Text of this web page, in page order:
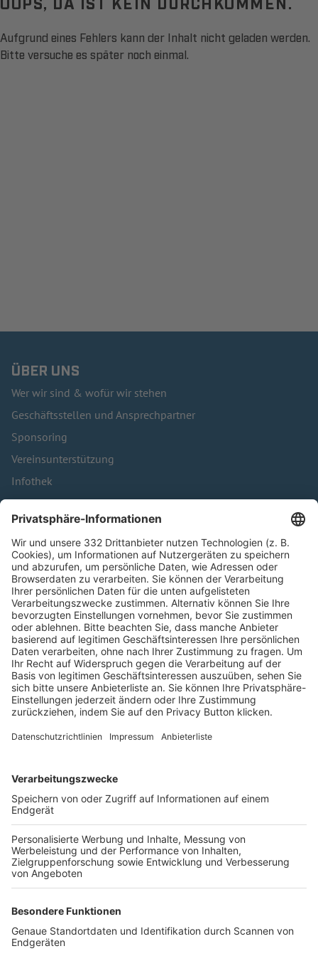
Aufgrund eines Fehlers kann der Inhalt nicht geladen werden.
Bitte versuche es später noch einmal.
ÜBER UNS
Wer wir sind & wofür wir stehen
Geschäftsstellen und Ansprechpartner
Sponsoring
Vereinsunterstützung
Infothek
Kontakt
HÄUFIG BESUCHTE SEITEN
Pässe und Vereinswechsel
Trainerausbildung
Schulungsangebot Vereinsmitarbeiter
BFV-Geschäftsstellen
Trainerbörse
Login SpielPlus
FOLGE DEM BFV
TOP-VEREINE
TOP-PARTNER